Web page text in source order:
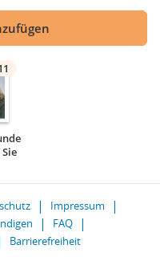
Impressum
FAQ
Barrierefreiheit